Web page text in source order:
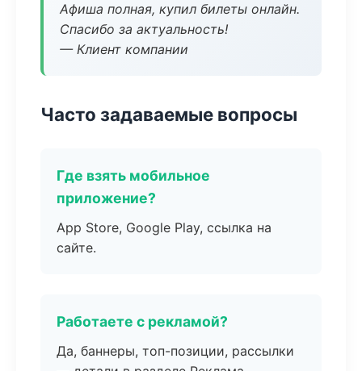
Афиша полная, купил билеты онлайн.
Спасибо за актуальность!
— Клиент компании
Часто задаваемые вопросы
Где взять мобильное
приложение?
App Store, Google Play, ссылка на
сайте.
Работаете с рекламой?
Да, баннеры, топ-позиции, рассылки